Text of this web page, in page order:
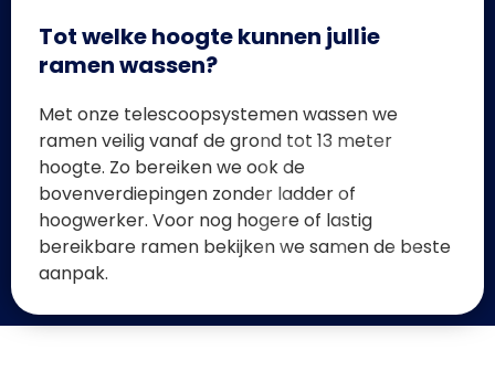
Tot welke hoogte kunnen jullie
ramen wassen?
Met onze telescoopsystemen wassen we
ramen veilig vanaf de grond tot 13 meter
hoogte. Zo bereiken we ook de
bovenverdiepingen zonder ladder of
hoogwerker. Voor nog hogere of lastig
bereikbare ramen bekijken we samen de beste
aanpak.